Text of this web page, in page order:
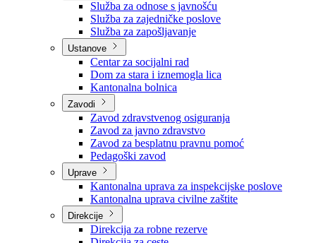
Službe
Služba za odnose s javnošću
Služba za zajedničke poslove
Služba za zapošljavanje
Ustanove
Centar za socijalni rad
Dom za stara i iznemogla lica
Kantonalna bolnica
Zavodi
Zavod zdravstvenog osiguranja
Zavod za javno zdravstvo
Zavod za besplatnu pravnu pomoć
Pedagoški zavod
Uprave
Kantonalna uprava za inspekcijske poslove
Kantonalna uprava civilne zaštite